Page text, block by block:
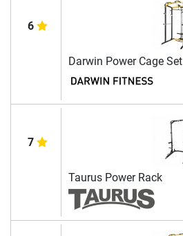
6
Darwin Power Cage Set
7
Taurus Power Rack